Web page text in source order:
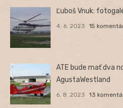
Ľuboš Vnuk:
4. 6. 2023 15
ATE bude mať dva
AgustaWestland
6. 8. 2023 13